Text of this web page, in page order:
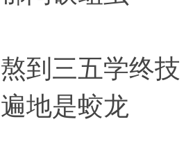
熬到三五学终
遍地是蛟龙